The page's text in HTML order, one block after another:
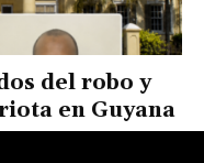
del robo y
en Guyana